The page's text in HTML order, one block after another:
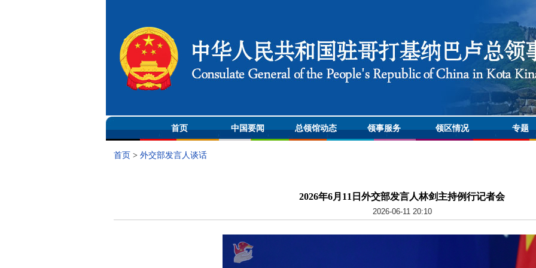
首页 中国要闻 总领馆动态 领事服务 领区情况 专题
首页 > 外交部发言人谈话
2026年6月11日外交部发言人林剑主持例行记者会
2026-06-11 20:10